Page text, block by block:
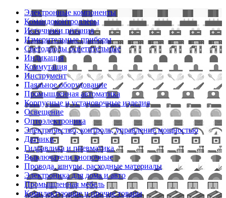
Электронные компоненты
Командоконтроллеры
Источники питания
Измерительные приборы
Светодиоды осветительные
Индикация
Коммутация
Инструмент
Паяльное оборудование
Промышленная автоматика
Корпусные и установочные изделия
Освещение
Оптоэлектроника
Электричество, контроль, управление мощностью
Датчики
Гидравлика и пневматика
Выключатели кнопочные
Провода, шнуры, расходные материалы
Электроника для дома и авто
Промышленная мебель
Комплектующие и прочие товары